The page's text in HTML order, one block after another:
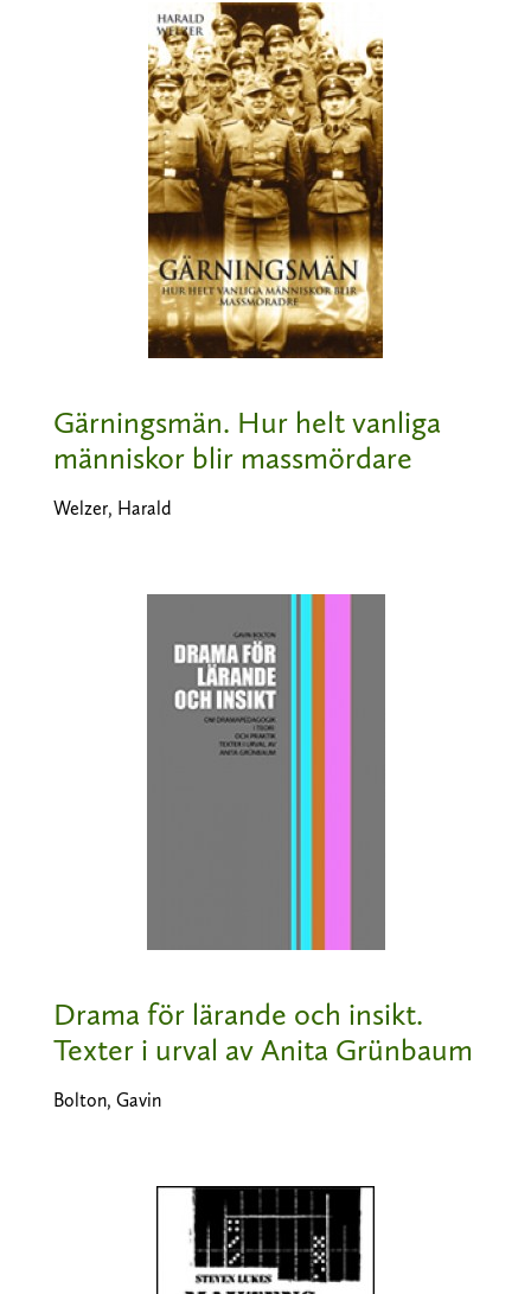
Gärningsmän. Hur helt vanliga
människor blir massmördare
Welzer, Harald
Drama för lärande och insikt.
Texter i urval av Anita Grünbaum
Bolton, Gavin